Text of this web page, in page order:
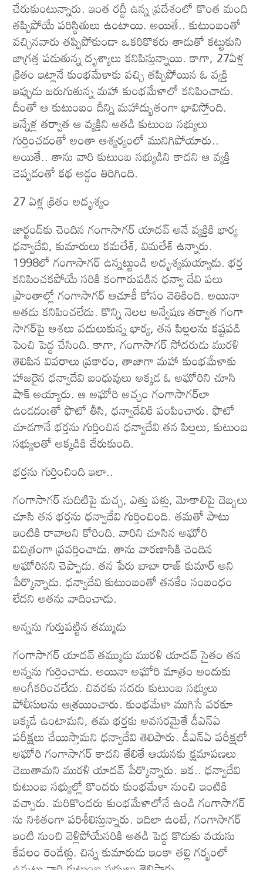
చేరుకుంటున్నారు. ఇంత రద్దీ ఉన్న ప్రదేశంలో కొంత మంది
తప్పిపోయే పరిస్థితులు ఉంటాయి. అయితే.. కుటుంబంతో
వచ్చినవారు తప్పిపోకుండా ఒకరికొకరు తాడుతో కట్టుకుని
జాగ్రత్త పడుతున్న దృశ్యాలు కనిపిస్తున్నాయి. కాగా, 27ఏళ్ల
క్రితం ఇట్లానే కుంభమేళాకు వచ్చి తప్పిపోయిన ఓ వ్యక్తి
ఇప్పుడు జరుగుతున్న మహా కుంభమేళాలో కనిపించాడు.
దీంతో ఆ కుటుంబం దీన్ని మహాద్భుతంగా భావిస్తోంది.
ఇన్నేళ్ల తర్వాత ఆ వ్యక్తిని అతడి కుటుంబ సభ్యులు
గుర్తించడంతో అంతా ఆశ్యర్యంలో మునిగిపోయారు..
అయితే.. తాను వారి కుటుంబ స‌భ్యుడిని కాద‌ని ఆ వ్య‌క్తి
చెప్ప‌డంతో క‌థ అడ్డం తిరిగింది.
27 ఏళ్ల క్రితం అదృశ్యం
జార్ఖండ్​కు చెందిన గంగాసాగర్ యాదవ్ అనే వ్యక్తికి భార్య
ధన్వాదేవి, కుమారులు కమలేశ్, విమలేశ్ ఉన్నారు.
1998లో గంగాసాగర్ ఉన్నట్టుండి అదృశ్యమయ్యాడు. భర్త
కనిపించకపోయే సరికి కంగారుపడిన ధన్వా దేవి పలు
ప్రాంతాల్లో గంగాసాగర్ ఆచూకీ కోసం వెతికింది. అయినా
అతడు కనిపించలేదు. కొన్ని నెలల అన్వేషణ తర్వాత గంగా
సాగర్‌పై ఆశలు వదులుకున్న భార్య, తన పిల్లలను కష్టపడి
పెంచి పెద్ద చేసింది. కాగా, గంగాసాగర్ సోదరుడు మురళి
తెలిపిన వివరాలు ప్రకారం, తాజాగా మహా కుంభమేళాకు
హాజరైన ధన్వాదేవి బంధువులు అక్కడ ఓ అఘోరిని చూసి
షాక్ అయ్యారు. ఆ అఘోరి అచ్చం గంగాసాగర్​లా
ఉండడంఃతో ఫొటో తీసి, ధన్వాదేవికి పంపించారు. ఫొటో
చూడగానే భర్తను గుర్తించిన ధన్వాదేవి తన పిల్లలు, కుటుంబ
సభ్యులతో అక్కడికి చేరుకుంది.
భర్తను గుర్తించింది ఇలా..
గంగాసాగర్​ నుదిటిపై మచ్చ, ఎత్తు పళ్లు, మోకాలిపై దెబ్బలు
చూసి తన భర్తను ధన్వాదేవి గుర్తించింది. తమతో పాటు
ఇంటికి రావాలని కోరింది. వారిని చూసిన అఘోరి
విచిత్రంగా ప్రవర్తించాడు. తాను వారణాసికి చెందిన
అఘోరినని చెప్పాడు. తన పేరు బాబా రాజ్​ కుమార్ అని
పేర్కొన్నాడు. ధన్వాదేవి కుటుంబంతో తనకేం సంబంధం
లేదని అతను వాదించాడు.
అన్నను గుర్తుపట్టిన తమ్ముడు
గంగాసాగర్ యాదవ్ తమ్ముడు మురళి యాదవ్ సైతం తన
అన్నను గుర్తించాడు. అయినా అఘోరి మాత్రం అందుకు
అంగీకరించలేదు. చివరకు సదరు కుటుంబ సభ్యులు
పోలీసులను ఆశ్రయించారు. కుంభమేళా ముగిసే వరకూ
ఇక్కడే ఉంటామని, తమ భర్తకు అవసరమైతే డీఎన్‌ఏ
పరీక్షలు చేయిస్తామని ధన్వాదేవి తెలిపారు. డీఎన్ఏ పరీక్షలో
అఘోరి గంగాసాగర్ కాదని తేలితే ఆయనకు క్షమాపణలు
చెబుతామని మురళి యాదవ్ పేర్కొన్నారు. ఇక.. ధన్వాదేవి
కుటుంబ సభ్యుల్లో కొందరు కుంభమేళా నుంచి ఇంటికి
వచ్చారు. మరికొందరు కుంభమేళాలోనే ఉండి గంగాసాగర్​
ను నిశితంగా పరిశీలిస్తున్నారు. ఇదిలా ఉంటే, గంగాసాగర్
ఇంటి నుంచి వెళ్లిపోయేసరికి అతడి పెద్ద కొడుకు వయసు
కేవలం రెండేళ్లు. చిన్న కుమారుడు ఇంకా తల్లి గర్భంలో